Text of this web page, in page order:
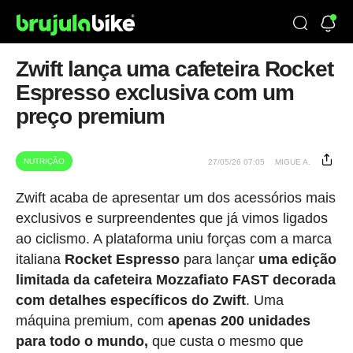
Zwift lança uma cafeteira Rocket
Espresso exclusiva com um
preço premium
NUTRIÇÃO 27/05/26 07:05 MIGUE A.
Zwift acaba de apresentar um dos acessórios mais
exclusivos e surpreendentes que já vimos ligados
ao ciclismo. A plataforma uniu forças com a marca
italiana Rocket Espressopara lançar uma edição
limitada da cafeteira Mozzafiato FAST decorada
com detalhes específicos do Zwift. Uma
máquina premium, com apenas 200 unidades
para todo o mundo, que custa o mesmo que